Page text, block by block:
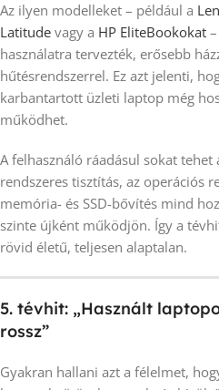
Az ilyen modelleket – például a
Latitude vagy a HP EliteBookokat
használatra tervezték, erősebb
hűtésrendszerrel. Ez azt jelenti,
karbantartott üzleti laptop még
működhet.
A felhasználó ráadásul sokat
rendszeres tisztítás, az operációs
memória- és SSD-bővítés mind
szinte újként működjön. Így a
rövid életű, teljesen alaptalan.
5. tévhit: „Használt
rossz”
Gyakran hallani azt a félelmet,